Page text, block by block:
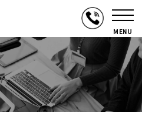
MENU